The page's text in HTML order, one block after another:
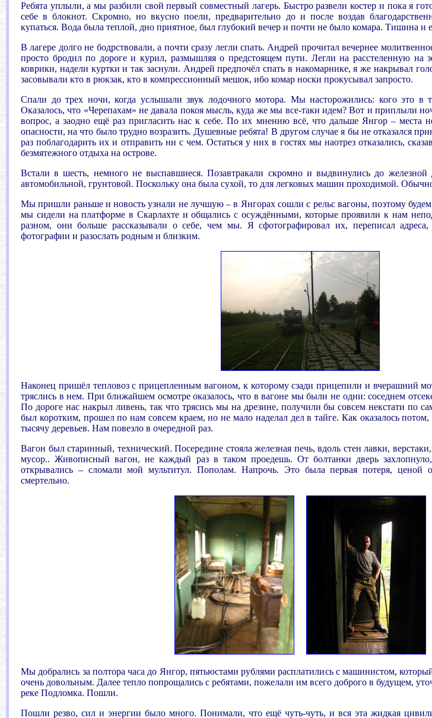
Ребята уплыли, а мы разбили свой первый совместный лагерь. Быстро развели костер и пока я
себе в блокнот. Скромно, но вкусно поели, предварительно до и после воздав
купаться. Вода была теплой, дно приятное, был глубокий вечер и почти не было комара. Тишина и
В лагере долго не бодрствовали, а почти сразу легли спать. Андрей прочитал вечернее
просто бродил по дороге и курил, размышляя о предстоящем пути. Легли на расстеленную на
коврики, надели куртки и так заснули. Андрей предпочёл спать в накомарнике, я же накрывал
засовывали кто в рюкзак, кто в компрессионный мешок, ибо комар носки прокусывал запросто.
Спали до трех ночи, когда услышали звук лодочного мотора. Мы насторожились: кого это в
Оказалось, что «Черепахам» не давала покоя мысль, куда же мы все-таки идем? Вот и приплыли
вопрос, а заодно ещё раз пригласить нас к себе. По их мнению всё, что дальше Янгор – места
опасности, на что было трудно возразить. Душевные ребята! В другом случае я бы не отказался
раз поблагодарить их и отправить ни с чем. Остаться у них в гостях мы наотрез отказались,
безмятежного отдыха на острове.
Встали в шесть, немного не выспавшиеся. Позавтракали скромно и выдвинулись до железной
автомобильной, грунтовой. Поскольку она была сухой, то для легковых машин проходимой.
Мы пришли раньше и новость узнали не лучшую – в Янгорах сошли с рельс вагоны, поэтому будем
мы сидели на платформе в Скарлахте и общались с осуждёнными, которые проявили к нам
разном, они больше рассказывали о себе, чем мы. Я сфотографировал их, переписал адреса,
фотографии и разослать родным и близким.
Наконец пришёл тепловоз с прицепленным вагоном, к которому сзади прицепили и вчерашний
тряслись в нем. При ближайшем осмотре оказалось, что в вагоне мы были не одни: соседнем
По дороге нас накрыл ливень, так что трясись мы на дрезине, получили бы совсем некстати по
был коротким, прошел по нам совсем краем, но не мало наделал дел в тайге. Как оказалось
тысячу деревьев. Нам повезло в очередной раз.
Вагон был старинный, технический. Посередине стояла железная печь, вдоль стен лавки,
мусор.. Живописный вагон, не каждый раз в таком проедешь. От болтанки дверь
открывались – сломали мой мультитул. Пополам. Напрочь. Это была первая потеря, ценой
смертельно.
Мы добрались за полтора часа до Янгор, пятьюстами рублями расплатились с машинистом,
очень довольным. Далее тепло попрощались с ребятами, пожелали им всего доброго в будущем,
реке Подломка. Пошли.
Пошли резво, сил и энергии было много. Понимали, что ещё чуть-чуть, и вся эта жидкая